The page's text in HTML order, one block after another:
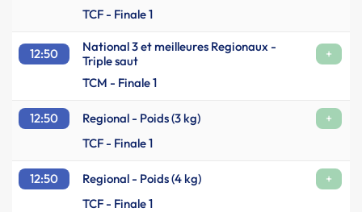
TCF - Finale 1
12:50
National 3 et meilleures Regionaux -
Triple saut
+
TCM - Finale 1
12:50 Regional - Poids (3 kg)
+
TCF - Finale 1
12:50 Regional - Poids (4 kg)
+
TCF - Finale 1